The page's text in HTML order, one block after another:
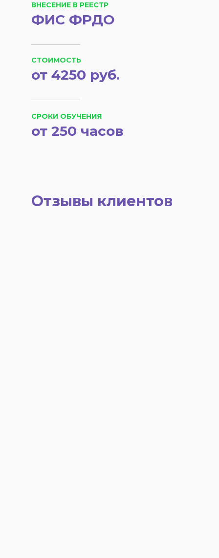
ВНЕСЕНИЕ В РЕЕСТР
ФИС ФРДО
СРОКИ ОБУЧЕНИЯ
СТОИМОСТЬ
от 250 часов
от 4250 руб.
Отзывы клиентов